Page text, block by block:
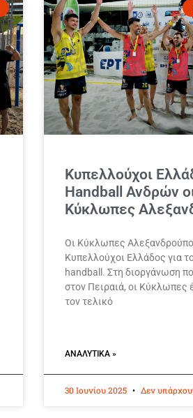
Κυπελλούχοι
Handball Ανδρών
Κύκλωπες
Οι Κύκλωπες
Κυπελλούχοι Ελλάδος για
handball. Στη διοργάνωση
στον Πειραιά, οι Κύκλωπες
τον τελικό
ΑΝΑΛΥΤΙΚΆ »
30 Ιουνίου 2025 Δεν